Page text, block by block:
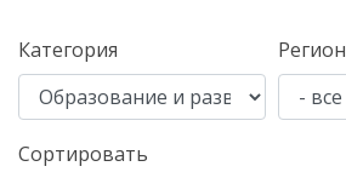
Категория Регион
Сортировать